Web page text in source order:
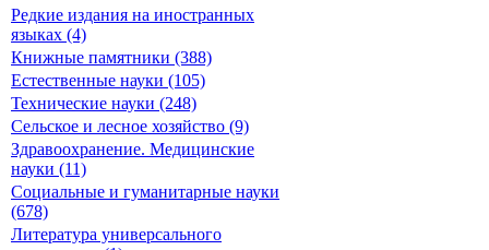
Редкие издания на иностранных
языках (4)
Книжные памятники (388)
Естественные науки (105)
Технические науки (248)
Сельское и лесное хозяйство (9)
Здравоохранение. Медицинские
науки (11)
Социальные и гуманитарные науки
(678)
Литература универсального